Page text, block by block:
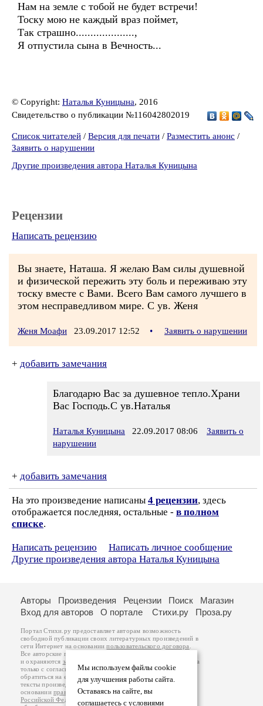
Нам на земле с тобой не будет встречи!
Тоску мою не каждый враз поймет,
Так страшно....................,
Я отпустила сына в Вечность...
© Copyright: Наталья Куницына, 2016
Свидетельство о публикации №116042802019
Список читателей / Версия для печати / Разместить анонс /
Заявить о нарушении
Другие произведения автора Наталья Куницына
Рецензии
Написать рецензию
Вы знаете, Наташа. Я желаю Вам силы душевной
и физической пережить эту боль и переживаю эту
тоску вместе с Вами. Всего Вам самого лучшего в
этом несправедливом мире. С ув. Женя
Женя Моафи 23.09.2017 12:52 • Заявить о нарушении
+ добавить замечания
Благодарю Вас за душевное тепло.Храни
Вас Господь.С ув.Наталья
Наталья Куницына 22.09.2017 08:06
Заявить о
нарушении
+ добавить замечания
На это произведение написаны 4 рецензии, здесь
отображается последняя, остальные - в полном
списке.
Написать рецензию
Написать личное сообщение
Другие произведения автора Наталья Куницына
Мы используем файлы cookie
для улучшения работы сайта.
Оставаясь на сайте, вы
соглашаетесь с условиями
Авторы Произведения Рецензии Поиск
Магазин
Вход для авторов
О портале Стихи.ру Проза.ру
Портал Стихи.ру предоставляет авторам возможность
свободной публикации своих литературных произведений в
сети Интернет на основаниипользовательского договора
Все авторские права на произведения принадлежат авторам
и охраняются законом
. Перепечатка произведений возможна
только с согласия его автора, к которому вы можете
обратиться на его авторской странице. Ответственность за
тексты произведений авторы несут самостоятельно на
основанииправил публикацииизаконодательства
Российской Федерации